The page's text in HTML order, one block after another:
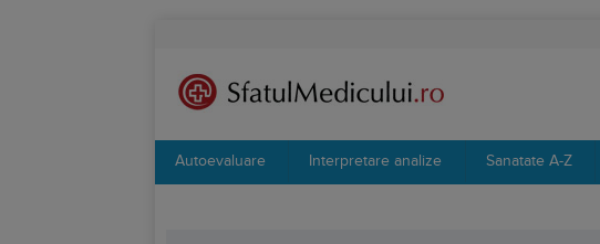
Autoevaluare Interpretare analize Sanatate A-Z